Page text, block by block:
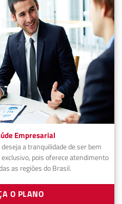
Empresarial
a tranquilidade de ser bem
pois oferece atendimento
as regiões do Brasil.
O PLANO